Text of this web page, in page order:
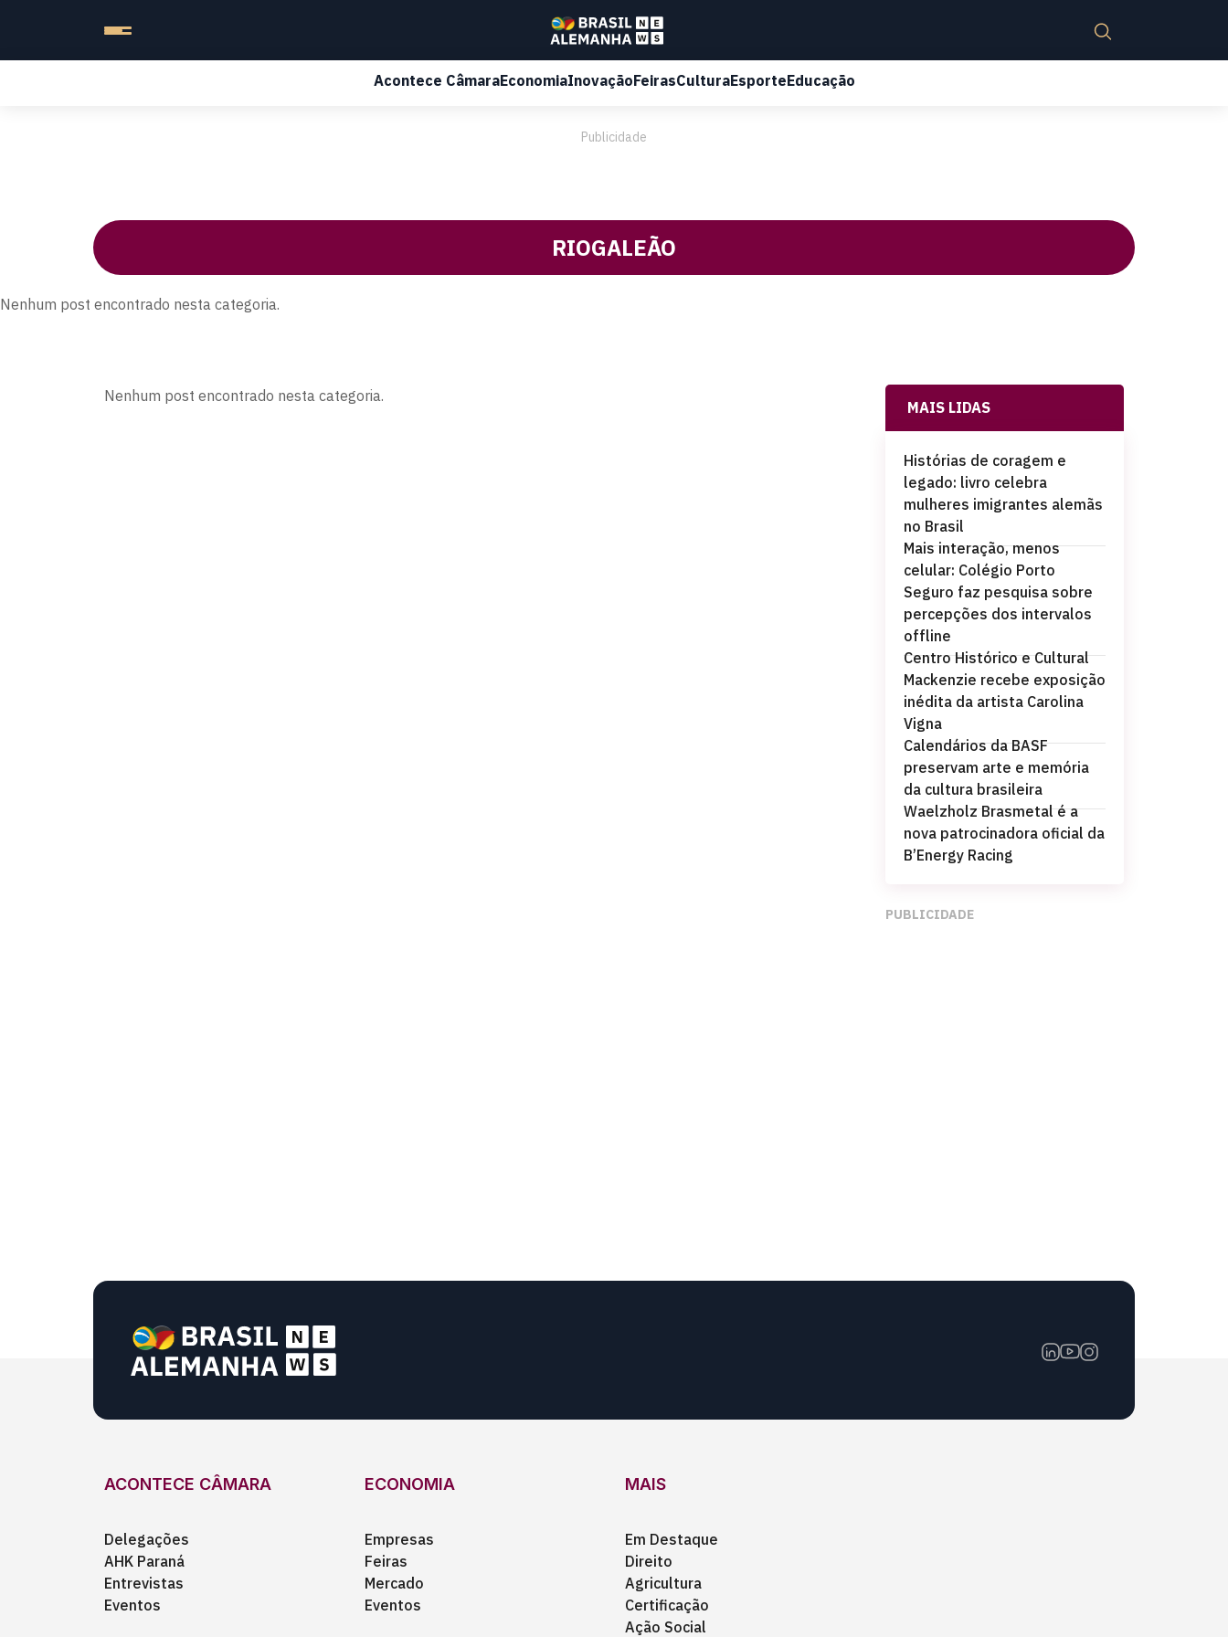
Acontece CâmaraEconomiaInovaçãoFeirasCulturaEsporteEducação
Publicidade
RIOGALEÃO
Nenhum post encontrado nesta categoria.
Nenhum post encontrado nesta categoria.
MAIS LIDAS
Histórias de coragem e
legado: livro celebra
mulheres imigrantes alemãs
no Brasil
Mais interação, menos
celular: Colégio Porto
Seguro faz pesquisa sobre
percepções dos intervalos
offline
Centro Histórico e Cultural
Mackenzie recebe exposição
inédita da artista Carolina
Vigna
Calendários da BASF
preservam arte e memória
da cultura brasileira
Waelzholz Brasmetal é a
nova patrocinadora oficial da
B’Energy Racing
PUBLICIDADE
ACONTECE CÂMARA
Delegações
AHK Paraná
Entrevistas
Eventos
ECONOMIA
Empresas
Feiras
Mercado
Eventos
MAIS
Em Destaque
Direito
Agricultura
Certificação
Ação Social